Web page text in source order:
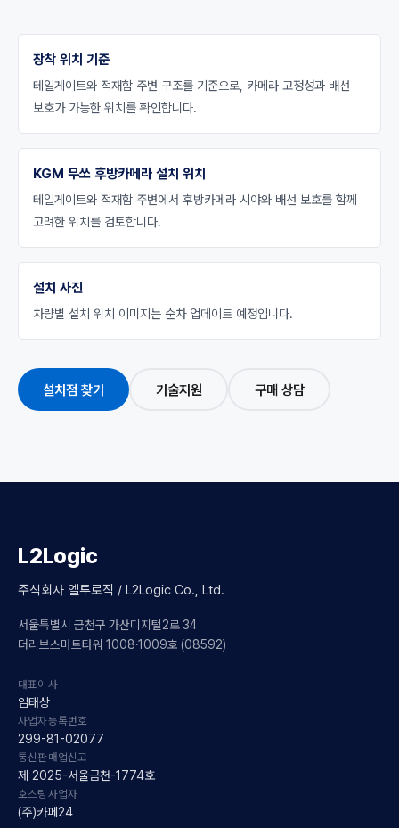
장착 위치 기준
테일게이트와 적재함 주변 구조를 기준으로, 카메라 고정성과 배선
보호가 가능한 위치를 확인합니다.
KGM 무쏘 후방카메라 설치 위치
테일게이트와 적재함 주변에서 후방카메라 시야와 배선 보호를 함께
고려한 위치를 검토합니다.
설치 사진
차량별 설치 위치 이미지는 순차 업데이트 예정입니다.
설치점 찾기 기술지원 구매 상담
L2Logic
주식회사 엘투로직 / L2Logic Co., Ltd.
서울특별시 금천구 가산디지털2로 34
더리브스마트타워 1008·1009호 (08592)
대표이사
임태상
사업자등록번호
299-81-02077
통신판매업신고
제 2025-서울금천-1774호
호스팅사업자
(주)카페24